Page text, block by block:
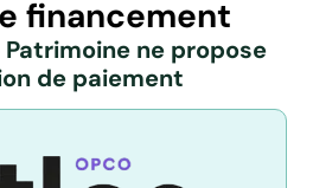
financement
ne propose
de paiement